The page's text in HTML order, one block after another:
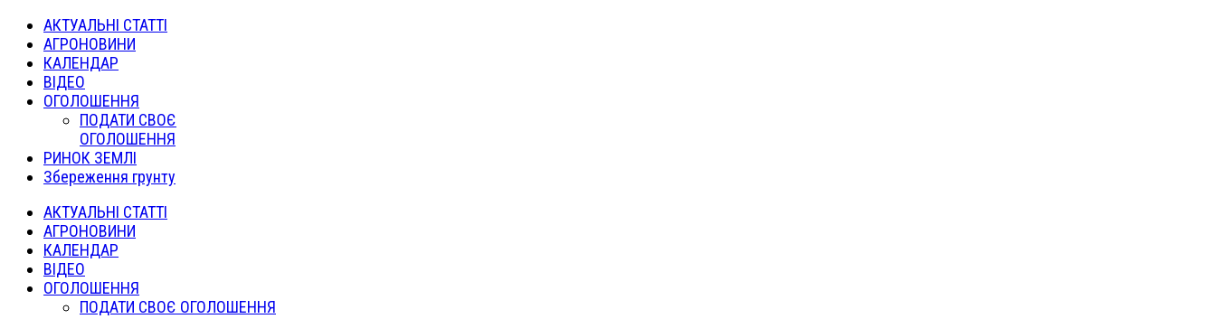
АКТУАЛЬНІ СТАТТІ
АГРОНОВИНИ
КАЛЕНДАР
ВІДЕО
ОГОЛОШЕННЯ
ПОДАТИ СВОЄ
ОГОЛОШЕННЯ
РИНОК ЗЕМЛІ
Збереження грунту
АКТУАЛЬНІ СТАТТІ
АГРОНОВИНИ
КАЛЕНДАР
ВІДЕО
ОГОЛОШЕННЯ
ПОДАТИ СВОЄ ОГОЛОШЕННЯ